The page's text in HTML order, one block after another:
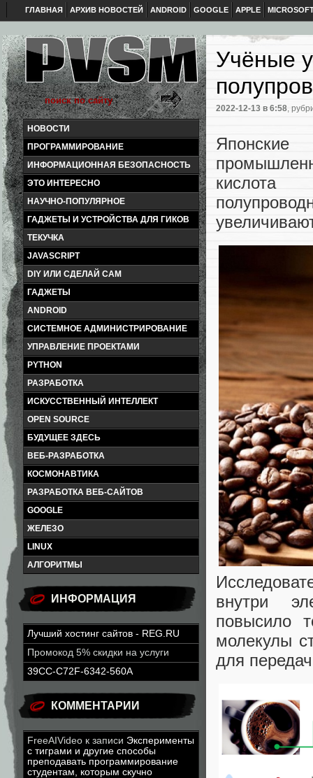
ГЛАВНАЯ АРХИВ НОВОСТЕЙ ANDROID GOOGLE APPLE
НОВОСТИ
ПРОГРАММИРОВАНИЕ
ИНФОРМАЦИОННАЯ БЕЗОПАСНОСТЬ
ЭТО ИНТЕРЕСНО
НАУЧНО-ПОПУЛЯРНОЕ
ГАДЖЕТЫ И УСТРОЙСТВА ДЛЯ ГИКОВ
ТЕКУЧКА
JAVASCRIPT
DIY ИЛИ СДЕЛАЙ САМ
ГАДЖЕТЫ
ANDROID
СИСТЕМНОЕ АДМИНИСТРИРОВАНИЕ
УПРАВЛЕНИЕ ПРОЕКТАМИ
PYTHON
РАЗРАБОТКА
ИСКУССТВЕННЫЙ ИНТЕЛЛЕКТ
OPEN SOURCE
БУДУЩЕЕ ЗДЕСЬ
ВЕБ-РАЗРАБОТКА
КОСМОНАВТИКА
РАЗРАБОТКА ВЕБ-САЙТОВ
GOOGLE
ЖЕЛЕЗО
LINUX
АЛГОРИТМЫ
ИНФОРМАЦИЯ
Лучший хостинг сайтов - REG.RU
Промокод 5% скидки на услуги
39CC-C72F-6342-560A
КОММЕНТАРИИ
FreeAIVideo к записи Эксперименты
с тиграми и другие способы
преподавать программирование
студентам, которым скучно
Учёные
2022-12-13 в 6:58,
Японские
кислота
внутри
повысило
молекулы
для